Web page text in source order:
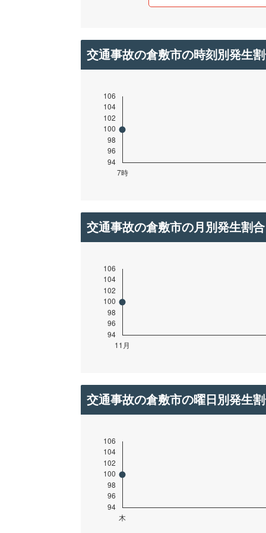
交通事故の倉敷市の時刻別発生
交通事故の倉敷市の月別発生割合
交通事故の倉敷市の曜日別発生